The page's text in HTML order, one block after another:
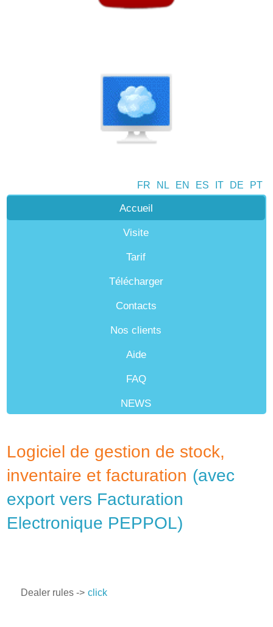
FR NL EN ES IT DE PT
Accueil
Visite
Tarif
Télécharger
Contacts
Nos clients
Aide
FAQ
NEWS
Logiciel de gestion de stock,
inventaire et facturation (avec
export vers Facturation
Electronique PEPPOL)
Dealer rules -> click